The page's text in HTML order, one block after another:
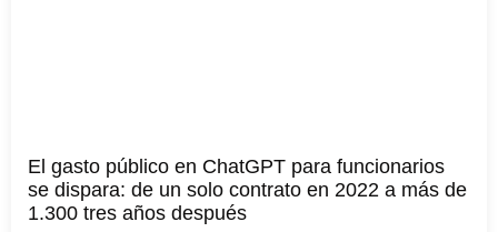
El gasto público en ChatGPT para funcionarios
se dispara: de un solo contrato en 2022 a más de
1.300 tres años después